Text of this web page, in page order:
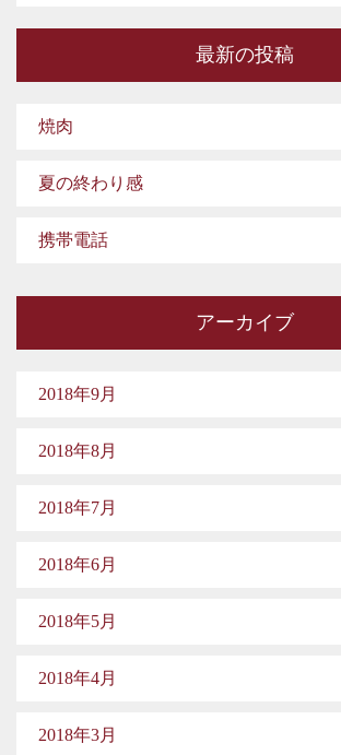
最新の投稿
焼肉
夏の終わり感
携帯電話
アーカイブ
2018年9月
2018年8月
2018年7月
2018年6月
2018年5月
2018年4月
2018年3月